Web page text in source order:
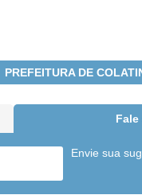
PREFEITURA DE
Fale
Envie sua